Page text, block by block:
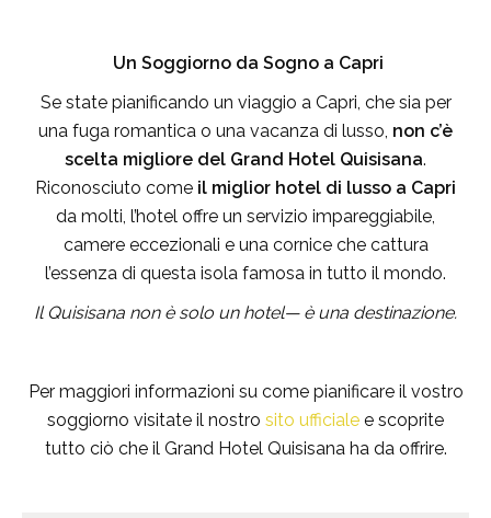
Un Soggiorno da Sogno a Capri
Se state pianificando un viaggio a Capri, che sia per
una fuga romantica o una vacanza di lusso, non c’è
scelta migliore del Grand Hotel Quisisana.
Riconosciuto come il miglior hotel di lusso a Capri
da molti, l’hotel offre un servizio impareggiabile,
camere eccezionali e una cornice che cattura
l’essenza di questa isola famosa in tutto il mondo.
Il Quisisana non è solo un hotel— è una destinazione.
Per maggiori informazioni su come pianificare il vostro
soggiorno visitate il nostro sito ufficiale e scoprite
tutto ciò che il Grand Hotel Quisisana ha da offrire.